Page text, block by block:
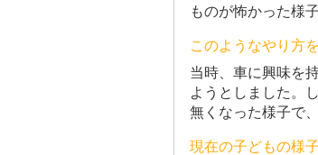
ものが怖かった様
このようなやり方
当時、車に興味を
ようとしました。
無くなった様子で
現在の子どもの様